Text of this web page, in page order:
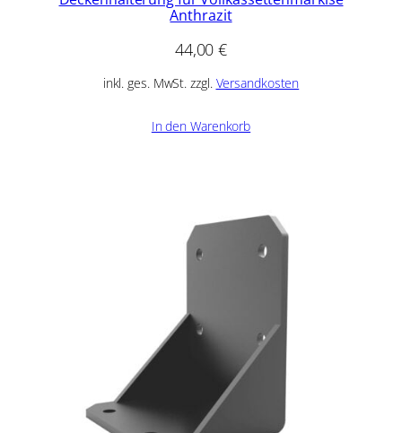
Anthrazit
44,00€
inkl. ges. MwSt. zzgl. Versandkosten
In den Warenkorb